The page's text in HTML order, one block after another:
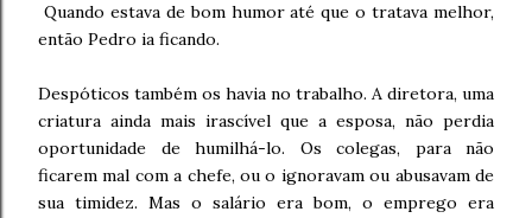
Quando estava de bom humor até que o tratava melhor,
então Pedro ia ficando.
Despóticos também os havia no trabalho. A diretora, uma
criatura ainda mais irascível que a esposa, não perdia
oportunidade de humilhá-lo. Os colegas, para não
ficarem mal com a chefe, ou o ignoravam ou abusavam de
sua timidez. Mas o salário era bom, o emprego era